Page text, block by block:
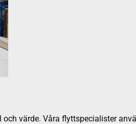
värde. Våra flyttspecialister